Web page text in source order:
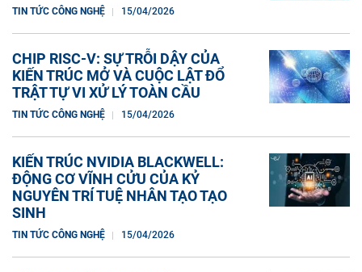
TIN TỨC CÔNG NGHỆ 15/04/2026
CHIP RISC-V: SỰ TRỖI DẬY CỦA
KIẾN TRÚC MỞ VÀ CUỘC LẬT ĐỔ
TRẬT TỰ VI XỬ LÝ TOÀN CẦU
TIN TỨC CÔNG NGHỆ 15/04/2026
KIẾN TRÚC NVIDIA BLACKWELL:
ĐỘNG CƠ VĨNH CỬU CỦA KỶ
NGUYÊN TRÍ TUỆ NHÂN TẠO TẠO
SINH
TIN TỨC CÔNG NGHỆ 15/04/2026